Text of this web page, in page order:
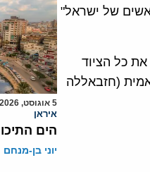
של ישראל"
כל הציוד
(חזבאללה
5 אוגוסט, 2026
איראן
הים
יוני בן-מנחם